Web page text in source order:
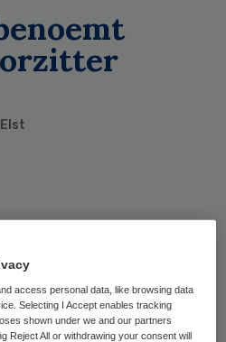
ConForte. Hij volgt
Berg tijdelijk op.
access personal data, like browsing data
Selecting I Accept enables tracking
shown under we and our partners
Reject All or withdrawing your consent will